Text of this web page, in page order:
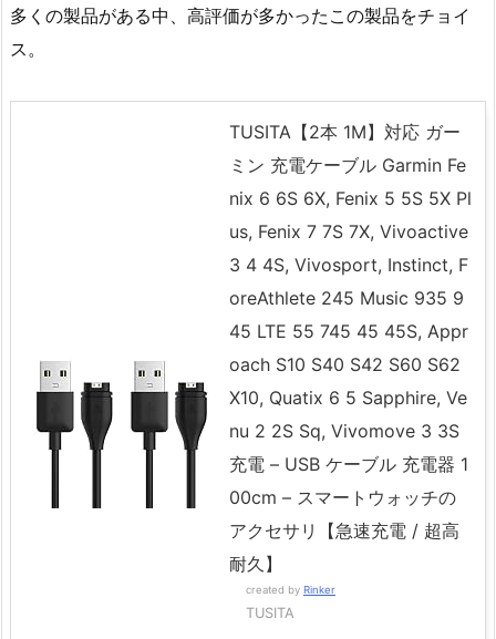
多くの製品がある中、高評価が多かったこの製品をチョイ
ス。
TUSITA【2本 1M】対応 ガー
ミン 充電ケーブル Garmin Fe
nix 6 6S 6X, Fenix 5 5S 5X Pl
us, Fenix 7 7S 7X, Vivoactive
3 4 4S, Vivosport, Instinct, F
oreAthlete 245 Music 935 9
45 LTE 55 745 45 45S, Appr
oach S10 S40 S42 S60 S62
X10, Quatix 6 5 Sapphire, Ve
nu 2 2S Sq, Vivomove 3 3S
充電 – USB ケーブル 充電器 1
00cm – スマートウォッチの
アクセサリ【急速充電 / 超高
耐久】
created by Rinker
TUSITA